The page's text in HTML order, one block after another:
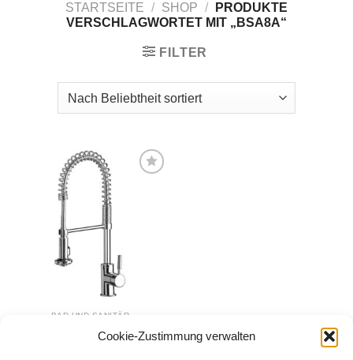
Cookie-Zustimmung verwalten
STARTSEITE / SHOP /
PRODUKTE
VERSCHLAGWORTET MIT „BSA8A“
FILTER
Wunschliste
hinzufügen
BAD UND SANITÄR
Küchenarmatur,
Spültischarmatur SAVONA